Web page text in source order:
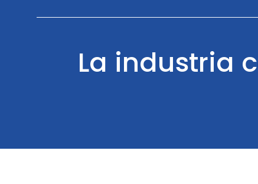
La industria